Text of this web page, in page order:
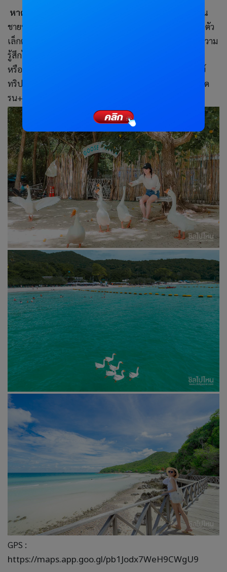
หาดเทียน เ
ป็นหาดที่มีความอุดมสมบูรณ์ ถึงแม้จะมีบริเวณ
ชายหาดที่ไม่มากนัก แต่ก็มีแนวต้นไม้แนวหิน และมีฝูงปลาตัว
เล็กตัวน้อยแหวกว่ายให้ได้ชมความน่ารักกัน เป็นหาดที่ให้ความ
รู้สึกได้ใกล้ชิดกับธรรมชาติ พร้อมกับบรรยากาศที่เงียบสงบ
หรือหากใครไปเกาะล้านแล้วอยากหากิจกรรมทำ ก็มีวันเดย์
ทริปพัทยา-เกาะล้าน (หาดเทียน)+กิจกรรมทางน้ำ ถ่ายรูปโด
รน+อาหารกลางวัน+รถรับ-ส่ง ให้บริการอีกด้วยค่ะ
GPS :
https://maps.app.goo.gl/pb1Jodx7WeH9CWgU9